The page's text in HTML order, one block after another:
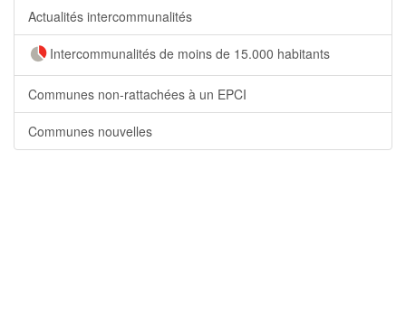
Actualités intercommunalités
Intercommunalités de moins de 15.000 habitants
Communes non-rattachées à un EPCI
Communes nouvelles